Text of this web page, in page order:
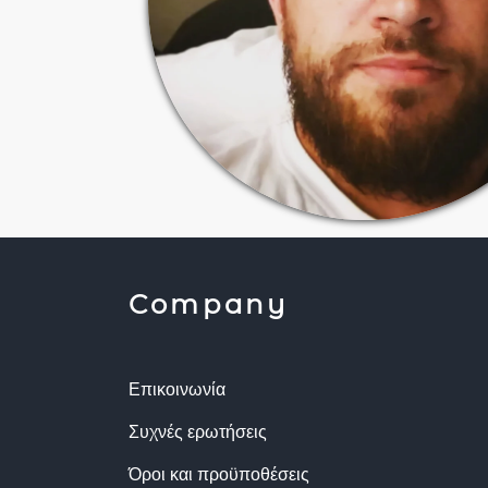
Company
Επικοινωνία
Συχνές ερωτήσεις
Όροι και προϋποθέσεις